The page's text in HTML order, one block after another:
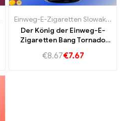
Einweg-E-Zigaretten Slowenien,Einweg-E-Zigaretten Slowakei
Der König der Einweg-E-
Zigaretten Bang Tornado
€8.67€7.67